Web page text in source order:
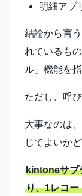
明細アプ
結論から言
れているも
ル」機能を指
ただし、呼
大事なのは
じてよいか
kintoneサブ
り、1レコー